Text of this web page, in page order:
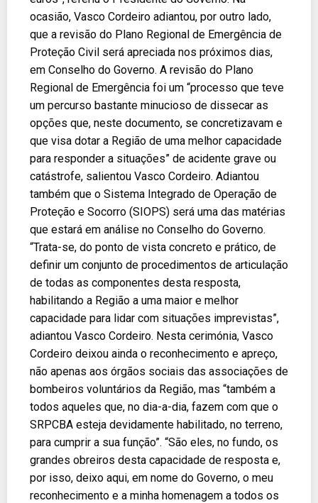
ocasião, Vasco Cordeiro adiantou, por outro lado,
que a revisão do Plano Regional de Emergência de
Proteção Civil será apreciada nos próximos dias,
em Conselho do Governo. A revisão do Plano
Regional de Emergência foi um “processo que teve
um percurso bastante minucioso de dissecar as
opções que, neste documento, se concretizavam e
que visa dotar a Região de uma melhor capacidade
para responder a situações” de acidente grave ou
catástrofe, salientou Vasco Cordeiro. Adiantou
também que o Sistema Integrado de Operação de
Proteção e Socorro (SIOPS) será uma das matérias
que estará em análise no Conselho do Governo.
“Trata-se, do ponto de vista concreto e prático, de
definir um conjunto de procedimentos de articulação
de todas as componentes desta resposta,
habilitando a Região a uma maior e melhor
capacidade para lidar com situações imprevistas”,
adiantou Vasco Cordeiro. Nesta cerimónia, Vasco
Cordeiro deixou ainda o reconhecimento e apreço,
não apenas aos órgãos sociais das associações de
bombeiros voluntários da Região, mas “também a
todos aqueles que, no dia-a-dia, fazem com que o
SRPCBA esteja devidamente habilitado, no terreno,
para cumprir a sua função”. “São eles, no fundo, os
grandes obreiros desta capacidade de resposta e,
por isso, deixo aqui, em nome do Governo, o meu
reconhecimento e a minha homenagem a todos os